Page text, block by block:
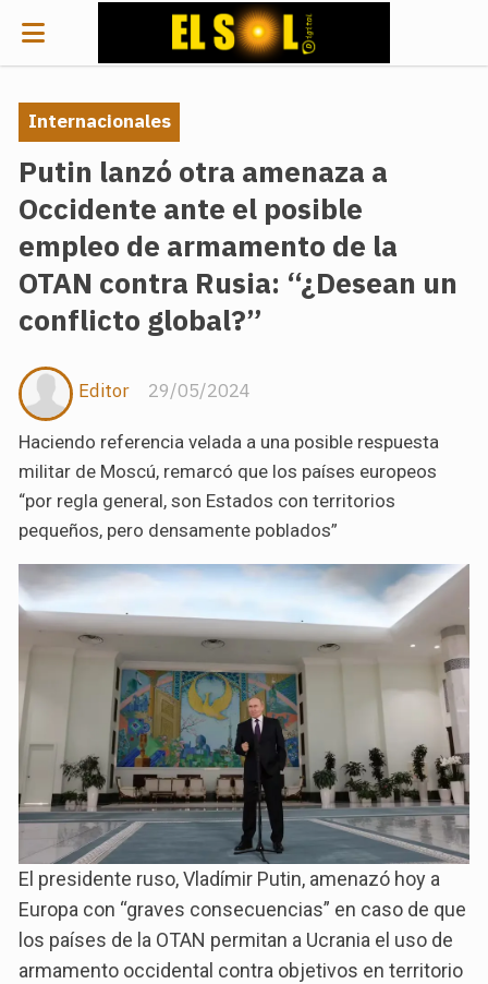
Putin lanzó otra amenaza a
Occidente ante el posible
empleo de armamento de la
OTAN contra Rusia: “¿Desean un
conflicto global?”
Haciendo referencia velada a una posible respuesta
militar de Moscú, remarcó que los países europeos
“por regla general, son Estados con territorios
pequeños, pero densamente poblados”
Internacionales
29/05/2024
Editor
El presidente ruso, Vladímir Putin, amenazó hoy a
Europa con “graves consecuencias” en caso de que
los países de la OTAN permitan a Ucrania el uso de
armamento occidental contra objetivos en territorio